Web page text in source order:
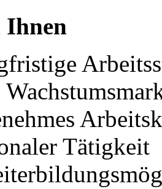
Ihnen
Tätigkeit